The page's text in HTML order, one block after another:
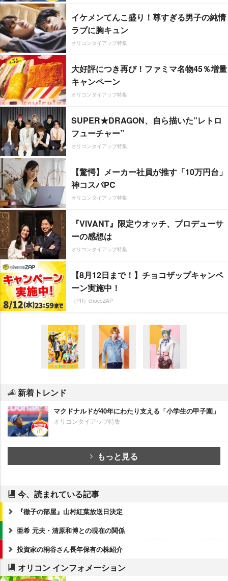
イケメンてんこ盛り！尊すぎる男子の純情
ラブに胸キュン
オリコンタイアップ特集
大好評につき再び！ファミマ名物45％増量
キャンペーン
オリコンタイアップ特集
SUPER★DRAGON、自ら描いた”レトロ
フューチャー”
オリコンタイアップ特集
【驚愕】メーカー社員が推す「10万円台」
神コスパPC
オリコンタイアップ特集
『VIVANT』限定ウオッチ、プロデューサ
ーの感想は
オリコンタイアップ特集
【8月12日まで！】チョコザップキャンペ
ーン実施中！
（PR）chocoZAP
新着トレンド
マクドナルドが40年にわたり支える「小学生の甲子園」
オリコンタイアップ特集
もっと見る
今、読まれている記事
『徹子の部屋』山村紅葉放送日決定
亜希 元夫・清原和博との現在の関係
投資家の桐谷さん長年保有の株紹介
オリコン インフォメーション